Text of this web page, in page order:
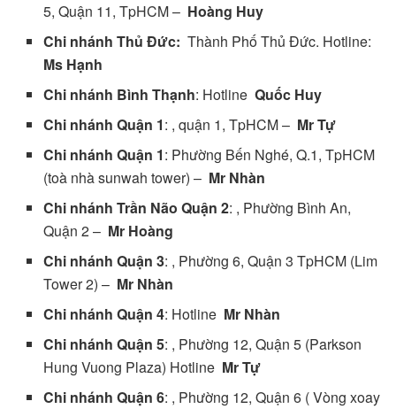
5, Quận 11, TpHCM – Hoàng Huy
Chi nhánh Thủ Đức: Thành Phố Thủ Đức. Hotline:
Ms Hạnh
Chi nhánh Bình Thạnh: Hotline Quốc Huy
Chi nhánh Quận 1: , quận 1, TpHCM – Mr Tự
Chi nhánh Quận 1: Phường Bến Nghé, Q.1, TpHCM
(toà nhà sunwah tower) – Mr Nhàn
Chi nhánh Trần Não Quận 2: , Phường Bình An,
Quận 2 – Mr Hoàng
Chi nhánh Quận 3: , Phường 6, Quận 3 TpHCM (Lim
Tower 2) – Mr Nhàn
Chi nhánh Quận 4: Hotline Mr Nhàn
Chi nhánh Quận 5: , Phường 12, Quận 5 (Parkson
Hung Vuong Plaza) Hotline Mr Tự
Chi nhánh Quận 6: , Phường 12, Quận 6 ( Vòng xoay